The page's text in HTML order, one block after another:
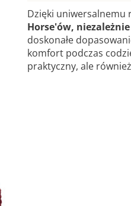
Dzięki
Horse'ów,
doskonałe
komfort podczas
praktyczny, ale również